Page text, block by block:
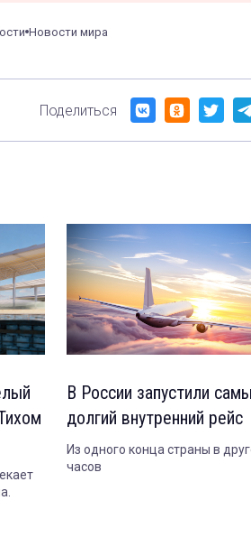
Новости мира
Поделиться
В России запустили
долгий внутренний рейс
Из одного конца страны в
часов